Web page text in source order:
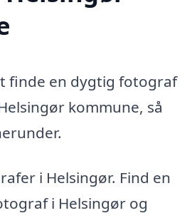
finde en dygtig fotograf
kommune, så
i Helsingør. Find en
i Helsingør og